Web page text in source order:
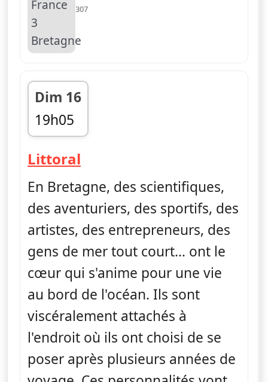
307
Dim 16
19h05
fin 19h09
Littoral
En Bretagne, des scientifiques,
des aventuriers, des sportifs, des
artistes, des entrepreneurs, des
gens de mer tout court… ont le
cœur qui s'anime pour une vie
au bord de l'océan. Ils sont
viscéralement attachés à
l'endroit où ils ont choisi de se
poser après plusieurs années de